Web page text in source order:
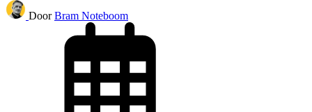
Door Bram Noteboom